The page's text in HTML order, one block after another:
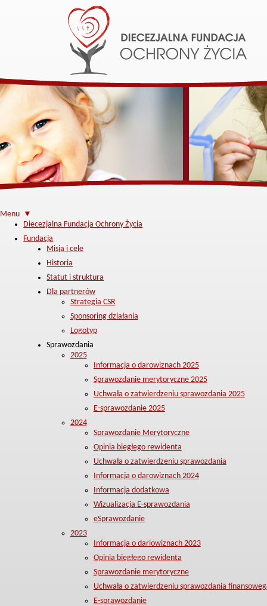
Menu ▼
Diecezjalna Fundacja Ochrony Życia
Fundacja
Misja i cele
Historia
Statut i struktura
Dla partnerów
Strategia CSR
Sponsoring działania
Logotyp
Sprawozdania
2025
Informacja o darowiznach 2025
Sprawozdanie merytoryczne 2025
Uchwała o zatwierdzeniu sprawozdania 2025
E-sprawozdanie 2025
2024
Sprawozdanie Merytoryczne
Opinia biegłego rewidenta
Uchwała o zatwierdzeniu sprawozdania
Informacja o darowiznach 2024
Informacja dodatkowa
Wizualizacja E-sprawozdania
eSprawozdanie
2023
Informacja o dariowiznach 2023
Opinia biegłego rewidenta
Sprawozdanie merytoryczne
Uchwała o zatwierdzeniu sprawozdania
E-sprawozdanie